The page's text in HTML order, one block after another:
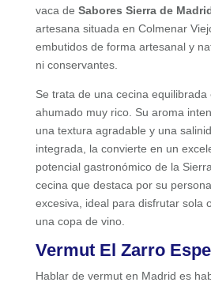
vaca de Sabores Sierra de
artesana situada en Colmenar
embutidos de forma artesanal y
ni conservantes.
Se trata de una cecina equilibrada
ahumado muy rico. Su aroma
una textura agradable y una
integrada, la convierte en un
potencial gastronómico de la
cecina que destaca por su
excesiva, ideal para disfrutar sola
una copa de vino.
Vermut El Zarro
Hablar de vermut en Madrid es